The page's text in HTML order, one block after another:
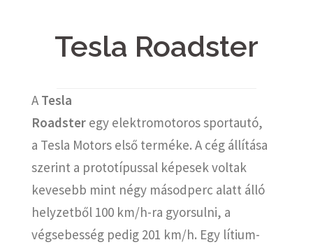
Tesla Roadster
A Tesla
Roadster egy elektromotoros sportautó,
a Tesla Motors első terméke. A cég állítása
szerint a prototípussal képesek voltak
kevesebb mint négy másodperc alatt álló
helyzetből 100 km/h-ra gyorsulni, a
végsebesség pedig 201 km/h. Egy lítium-